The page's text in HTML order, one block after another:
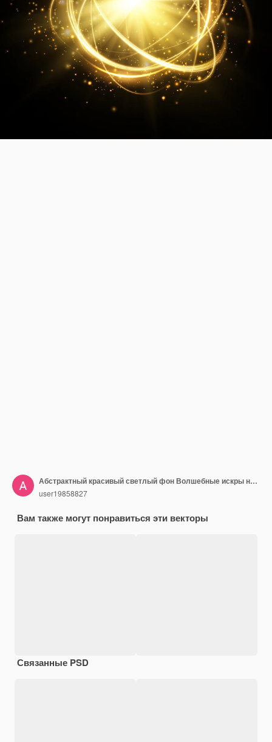
Абстрактный красивый светлый фон Волшебные искры на темном фоне Мистические полосы скорости Эффект блеска Сияние космических лучей Неоновые линии скорости и быстрого ветра Эффект свечения мощная энергия
user19858827
Вам также могут понравиться эти векторы
Связанные PSD